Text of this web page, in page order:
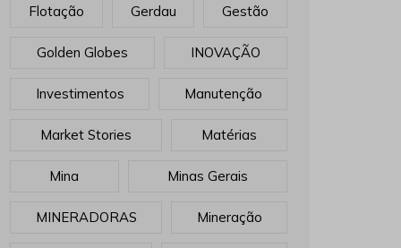
Flotação Gerdau Gestão
Golden Globes INOVAÇÃO
Investimentos Manutenção
Market Stories Matérias
Mina Minas Gerais
MINERADORAS Mineração